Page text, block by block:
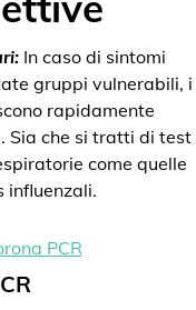
In caso di sintomi
gruppi vulnerabili, i
rapidamente
Sia che si tratti di test
come quelle
influenzali.